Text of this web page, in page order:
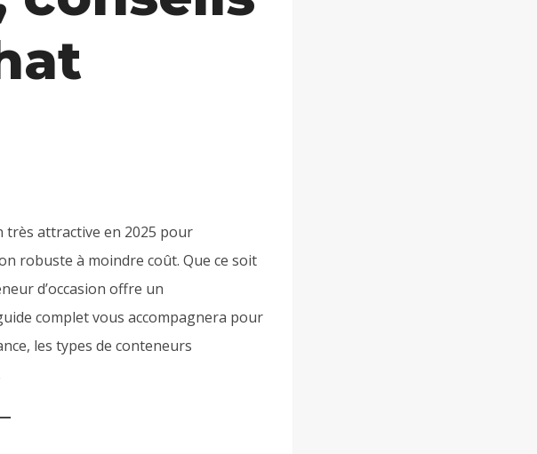
très attractive en 2025 pour
robuste à moindre coût. Que ce soit
d’occasion offre un
complet vous accompagnera pour
les types de conteneurs